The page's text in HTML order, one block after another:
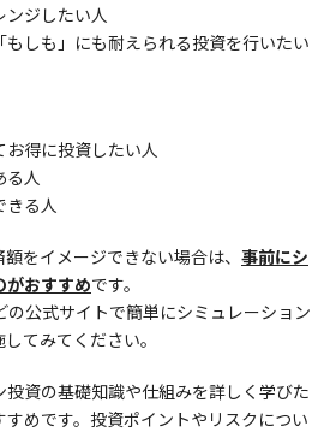
ジしたい人
しも」にも耐えられる投資を行いたい
お得に投資したい人
人
る人
をイメージできない場合は、 事前にシ
がおすすめです。
公式サイトで簡単にシミュレーション
してみてください。
資の基礎知識や仕組みを詳しく学びた
めです。投資ポイントやリスクについ